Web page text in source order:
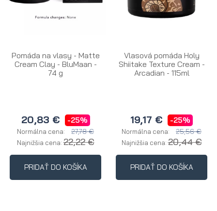
Pomáda na vlasy - Matte
Cream Clay - BluMaan -
74 g
20,83 € -25%
Normálna cena: 27,78 €
Najnižšia cena:22,22 €
PRIDAŤ DO KOŠÍKA
Vlasová pomáda Holy
Shiitake Texture Cream -
Arcadian - 115ml
19,17 € -25%
Normálna cena: 25,56 €
Najnižšia cena:20,44 €
PRIDAŤ DO KOŠÍKA